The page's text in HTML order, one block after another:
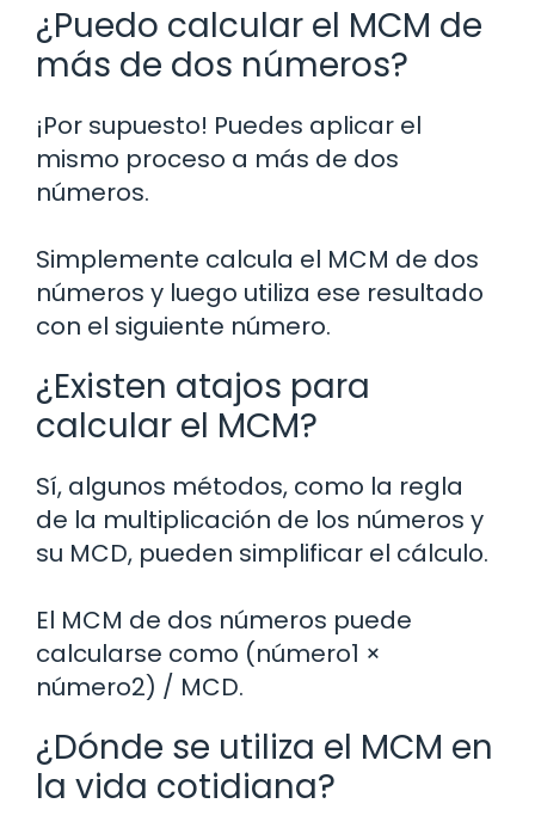
¿Puedo calcular el MCM de
más de dos números?
¡Por supuesto! Puedes aplicar el
mismo proceso a más de dos
números.
Simplemente calcula el MCM de dos
números y luego utiliza ese resultado
con el siguiente número.
¿Existen atajos para
calcular el MCM?
Sí, algunos métodos, como la regla
de la multiplicación de los números y
su MCD, pueden simplificar el cálculo.
El MCM de dos números puede
calcularse como (número1 ×
número2) / MCD.
¿Dónde se utiliza el MCM en
la vida cotidiana?